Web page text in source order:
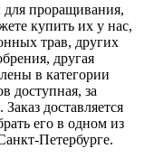
проращивания,
купить их у нас,
трав, других
другая
в категории
доступная, за
доставляется
его в одном из
Петербурге.